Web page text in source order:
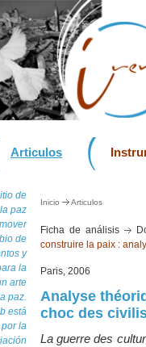
Articulos
de
paz
de
y
la
arte
paz.
está
la
Inicio Articulos
Ficha de análisis
construire la paix :
Paris, 2006
Analyse
choc des
La guerre des